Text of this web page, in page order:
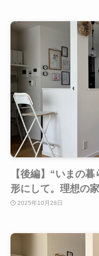
【後編】“いまの
形にして。理想の
2025年10月28日